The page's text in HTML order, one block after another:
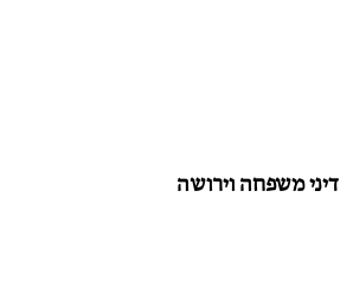
דיני משפחה וירושה